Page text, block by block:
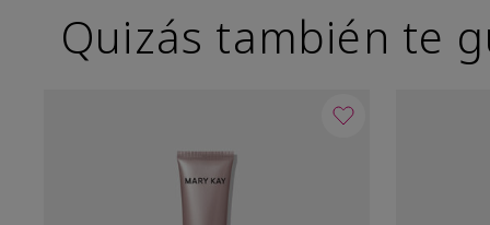
Quizás también te